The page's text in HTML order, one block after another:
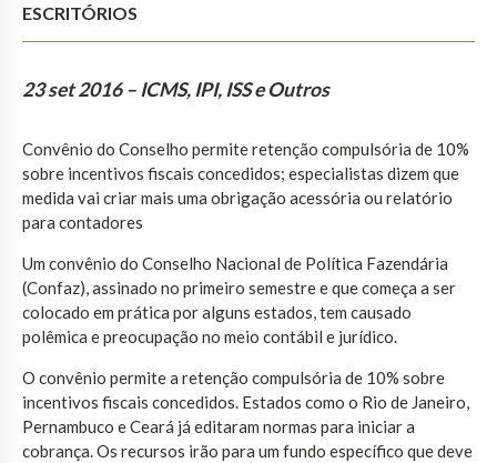
ESCRITÓRIOS
23 set 2016 – ICMS, IPI, ISS e Outros
Convênio do Conselho permite retenção compulsória de 10%
sobre incentivos fiscais concedidos; especialistas dizem que
medida vai criar mais uma obrigação acessória ou relatório
para contadores
Um convênio do Conselho Nacional de Política Fazendária
(Confaz), assinado no primeiro semestre e que começa a ser
colocado em prática por alguns estados, tem causado
polêmica e preocupação no meio contábil e jurídico.
O convênio permite a retenção compulsória de 10% sobre
incentivos fiscais concedidos. Estados como o Rio de Janeiro,
Pernambuco e Ceará já editaram normas para iniciar a
cobrança. Os recursos irão para um fundo específico que deve